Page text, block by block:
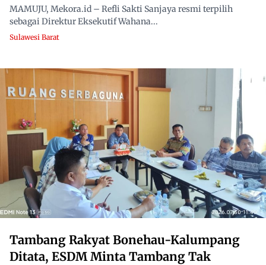
MAMUJU, Mekora.id – Refli Sakti Sanjaya resmi terpilih
sebagai Direktur Eksekutif Wahana...
Sulawesi Barat
Tambang Rakyat Bonehau-Kalumpang
Ditata, ESDM Minta Tambang Tak